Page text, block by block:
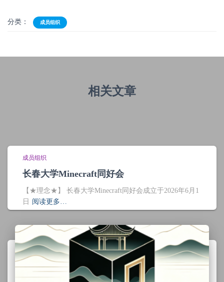
分类： 成员组织
相关文章
成员组织
长春大学Minecraft同好会
【★理念★】 长春大学Minecraft同好会成立于2026年6月1
日 阅读更多…